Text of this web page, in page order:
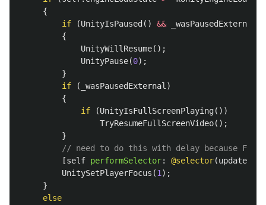
{
if
(UnityIsPaused () && _wasPausedExternal
{
UnityWillResume();
UnityPause(0);
}
if
( _wasPausedExternal)
{
if
(UnityIsFullScreenPlaying())
TryResumeFullScreenVideo();
}
// need to do this with delay because
[self performSelector: @selector(
UnitySetPlayerFocus (1);
}
else